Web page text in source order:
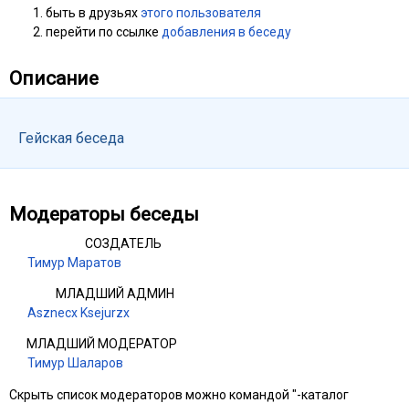
быть в друзьяхэтого пользователя
перейти по ссылке добавления в беседу
Описание
Гейская беседа
Модераторы беседы
СОЗДАТЕЛЬ
Тимур Маратов
МЛАДШИЙ АДМИН
Asznecx Ksejurzx
МЛАДШИЙ МОДЕРАТОР
Тимур Шаларов
Скрыть список модераторов можно командой "-каталог